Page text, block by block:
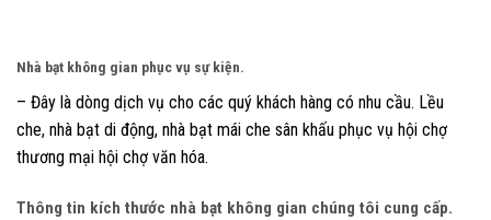
Nhà bạt không gian phục vụ sự kiện.
– Đây là dòng dịch vụ cho các quý khách hàng có nhu cầu. Lều
che, nhà bạt di động, nhà bạt mái che sân khấu phục vụ hội chợ
thương mại hội chợ văn hóa.
Thông tin kích thước nhà bạt không gian chúng tôi cung cấp.